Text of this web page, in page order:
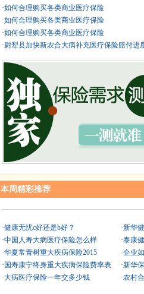
·如何合理购买各类商业医疗保险
·如何合理购买各类商业医疗保险
·如何合理购买各类商业医疗保险
·尉犁县加快新农合大病补充医疗保险赔付进
本周精彩推荐
·健康无忧c好还是b好？
·中国人寿大病医疗保险怎么样
·华夏常青树重大疾病保险2015
· 国寿康宁终身重大疾病保险费率表
·大病医疗保险一年交多少钱
·新华
·泰康
·企业
·新华
·农村